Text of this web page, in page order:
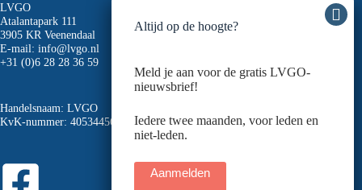
LVGO
Atalantapark 111
3905 KR Veenendaal
E-mail: info@lvgo.nl
+31 (0)6 28 28 36 59
Handelsnaam: LVGO
KvK-nummer: 40534456
Altijd op de hoogte?
Meld je aan voor de gratis LVGO-
nieuwsbrief!
Iedere twee maanden, voor leden en
niet-leden.
Aanmelden